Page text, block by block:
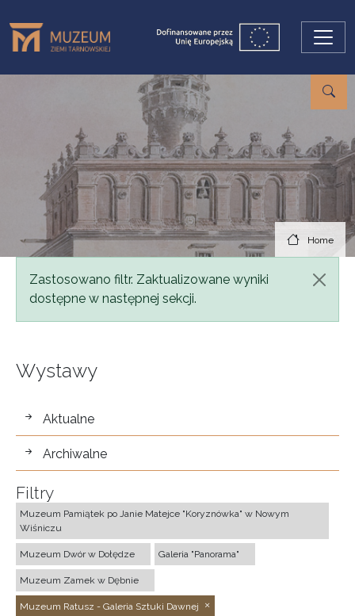
Home
Status message
Zastosowano filtr. Zaktualizowane wyniki
dostępne w następnej sekcji.
Wystawy
wystawy
Aktualne
Archiwalne
Filtry
Muzeum Pamiątek po Janie Matejce "Koryznówka" w Nowym
Wiśniczu
Muzeum Dwór w Dołędze Galeria "Panorama"
Muzeum Zamek w Dębnie
Muzeum Ratusz - Galeria Sztuki Dawnej